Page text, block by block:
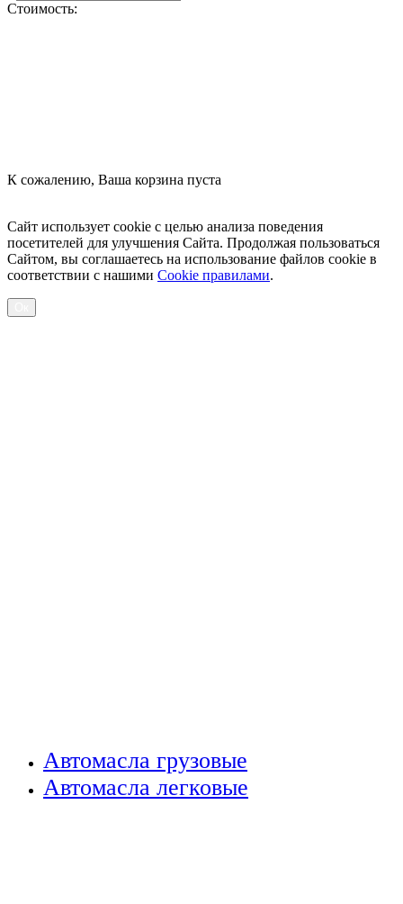
Стоимость:
К сожалению, Ваша корзина пуста
Сайт использует cookie с целью анализа поведения
посетителей для улучшения Сайта. Продолжая пользоваться
Сайтом, вы соглашаетесь на использование файлов cookie в
соответствии с нашими Cookiе правилами.
Автомасла грузовые
Автомасла легковые